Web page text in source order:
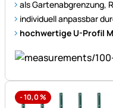
als Gartenabgrenzung,
individuell anpassbar
hochwertige U-Profil
-10,0%